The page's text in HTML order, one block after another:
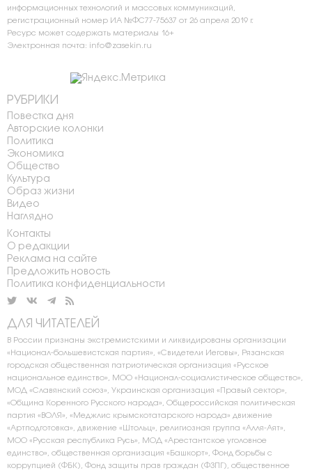
информационных технологий и массовых коммуникаций,
регистрационный номер ИА №ФС77-75637 от 26 апреля 2019 г.
Ресурс может содержать материалы 16+
Электронная почта: info@zasekin.ru
РУБРИКИ
Повестка дня
Авторские колонки
Политика
Экономика
Общество
Культура
Образ жизни
Видео
Наглядно
Контакты
О редакции
Реклама на сайте
Предложить новость
Политика конфиденциальности
ДЛЯ ЧИТАТЕЛЕЙ
В России признаны экстремистскими и ликвидированы организации
«Национал-большевистская партия», «Свидетели Иеговы», Рязанская
городская общественная патриотическая организация «Русское
национальное единство», МОО «Национал-социалистическое общество»,
МОД «Славянский союз», Украинская организация «Правый сектор»,
«Община Коренного Русского народа», Общероссийская политическая
партия «ВОЛЯ», «Меджлис крымскотатарского народа» движение
«Артподготовка», движение «Штольц», религиозная группа «Алля-Аят»,
МОО «Русская республика Русь», МОД «Арестантское уголовное
единство», общественная организация «Башкорт», Фонд борьбы с
коррупцией (ФБК), Фонд защиты прав граждан (ФЗПГ), общественное